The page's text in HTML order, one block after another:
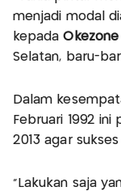
menjadi modal
kepadaOkezone
Selatan, baru-
Dalam
Februari 1992
2013 agar
“Lakukan saja